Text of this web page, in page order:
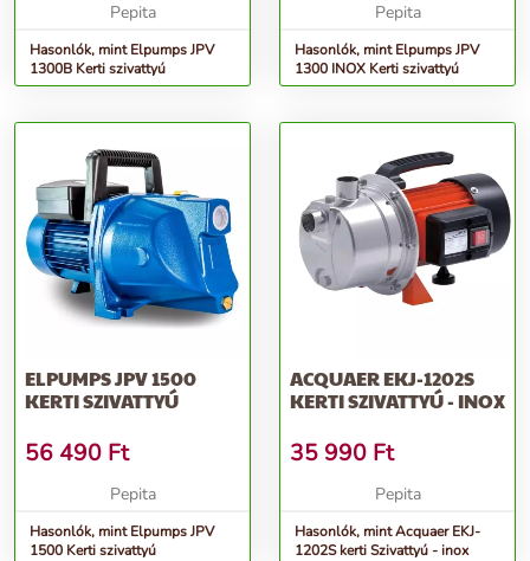
Pepita
Hasonlók, mint Elpumps JPV
1300B Kerti szivattyú
Pepita
Hasonlók, mint Elpumps JPV
1300 INOX Kerti szivattyú
ELPUMPS JPV 1500
KERTI SZIVATTYÚ
56 490 Ft
Pepita
Hasonlók, mint Elpumps JPV
1500 Kerti szivattyú
ACQUAER EKJ-1202S
KERTI SZIVATTYÚ - INOX
35 990 Ft
Pepita
Hasonlók, mint Acquaer EKJ-
1202S kerti Szivattyú - inox